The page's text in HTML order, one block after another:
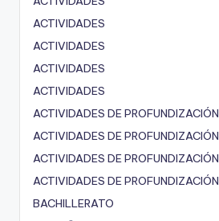
ACTIVIDADES
ACTIVIDADES
ACTIVIDADES
ACTIVIDADES
ACTIVIDADES DE PROFUNDIZACIÓN
ACTIVIDADES DE PROFUNDIZACIÓN
ACTIVIDADES DE PROFUNDIZACIÓN
ACTIVIDADES DE PROFUNDIZACIÓN
BACHILLERATO